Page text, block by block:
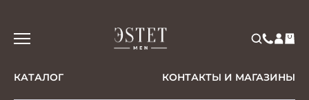
КАТАЛОГ КОНТАКТЫ И МАГАЗИНЫ